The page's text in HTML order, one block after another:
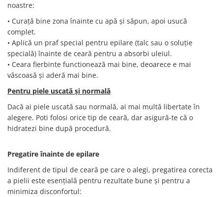
noastre:
• Curață bine zona înainte cu apă și săpun, apoi usucă
complet.
• Aplică un praf special pentru epilare (talc sau o soluție
specială) înainte de ceară pentru a absorbi uleiul.
• Ceara fierbinte functionează mai bine, deoarece e mai
vâscoasă și aderă mai bine.
Pentru piele uscată și normală
Dacă ai piele uscată sau normală, ai mai multă libertate în
alegere. Poti folosi orice tip de ceară, dar asigură-te că o
hidratezi bine după procedură.
Pregatire înainte de epilare
Indiferent de tipul de ceară pe care o alegi, pregatirea corecta
a pielii este esențială pentru rezultate bune și pentru a
minimiza disconfortul: